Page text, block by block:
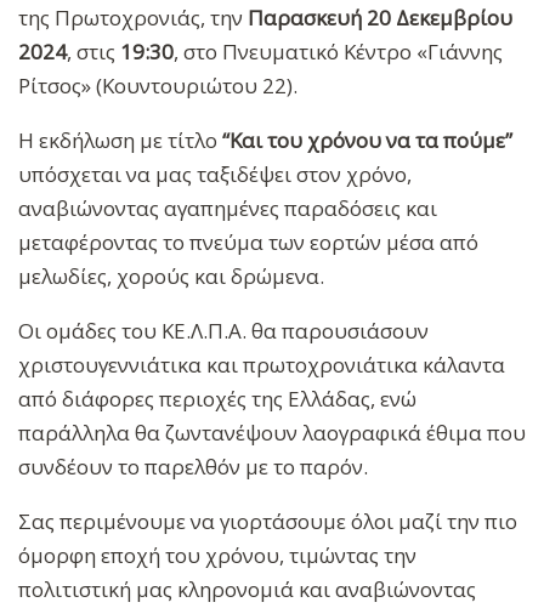
της Πρωτοχρονιάς, την Παρασκευή 20 Δεκεμβρίου
2024, στις 19:30, στο Πνευματικό Κέντρο «Γιάννης
Ρίτσος» (Κουντουριώτου 22).
Η εκδήλωση με τίτλο “Και του χρόνου να τα πούμε”
υπόσχεται να μας ταξιδέψει στον χρόνο,
αναβιώνοντας αγαπημένες παραδόσεις και
μεταφέροντας το πνεύμα των εορτών μέσα από
μελωδίες, χορούς και δρώμενα.
Οι ομάδες του ΚΕ.Λ.Π.Α. θα παρουσιάσουν
χριστουγεννιάτικα και πρωτοχρονιάτικα κάλαντα
από διάφορες περιοχές της Ελλάδας, ενώ
παράλληλα θα ζωντανέψουν λαογραφικά έθιμα που
συνδέουν το παρελθόν με το παρόν.
Σας περιμένουμε να γιορτάσουμε όλοι μαζί την πιο
όμορφη εποχή του χρόνου, τιμώντας την
πολιτιστική μας κληρονομιά και αναβιώνοντας